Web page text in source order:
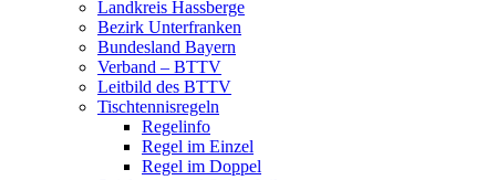
Landkreis Hassberge
Bezirk Unterfranken
Bundesland Bayern
Verband – BTTV
Leitbild des BTTV
Tischtennisregeln
Regelinfo
Regel im Einzel
Regel im Doppel